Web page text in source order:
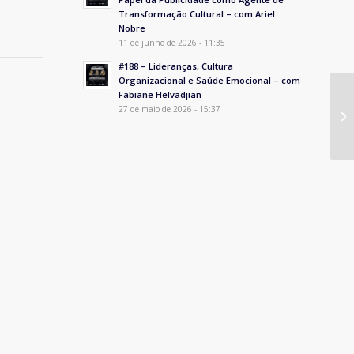
Transformação Cultural – com Ariel
Nobre
11 de junho de 2026 - 11:35
#188 – Lideranças, Cultura
Organizacional e Saúde Emocional – com
Fabiane Helvadjian
27 de maio de 2026 - 15:37